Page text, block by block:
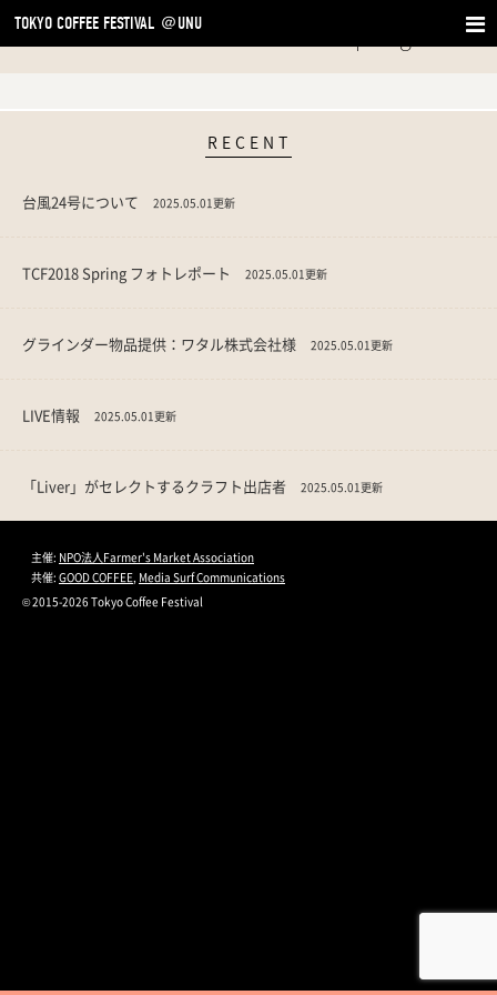
TOKYO COFFEE FESTIVAL ＠UNU
TOKYO COFFEE FESTIVAL 2025 Spring
RECENT
台風24号について 2025.05.01更新
TCF2018 Spring フォトレポート 2025.05.01更新
グラインダー物品提供：ワタル株式会社様 2025.05.01更新
LIVE情報 2025.05.01更新
「Liver」がセレクトするクラフト出店者 2025.05.01更新
主催: NPO法人Farmer's Market Association
共催: GOOD COFFEE, Media Surf Communications
© 2015-2026 Tokyo Coffee Festival